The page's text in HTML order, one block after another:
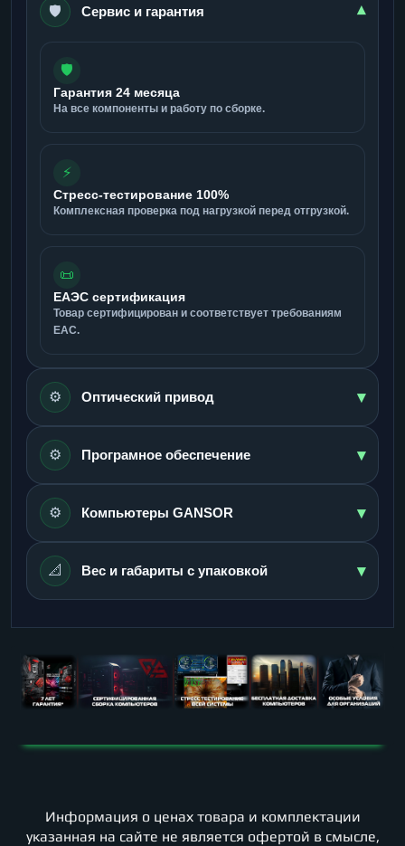
🛡️ Сервис и гарантия ▾
🛡️
Гарантия 24 месяца
На все компоненты и работу по сборке.
⚡
Стресс-тестирование 100%
Комплексная проверка под нагрузкой перед отгрузкой.
📜
ЕАЭС сертификация
Товар сертифицирован и соответствует требованиям
ЕАС.
⚙️ Оптический привод ▾
⚙️ Програмное обеспечение ▾
⚙️ Компьютеры GANSOR ▾
📐 Вес и габариты с упаковкой ▾
Информация о ценах товара и комплектации
указанная на сайте не является офертой в смысле,